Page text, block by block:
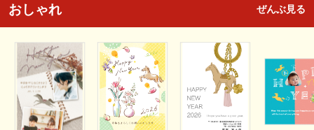
おしゃれ ぜんぶ見る